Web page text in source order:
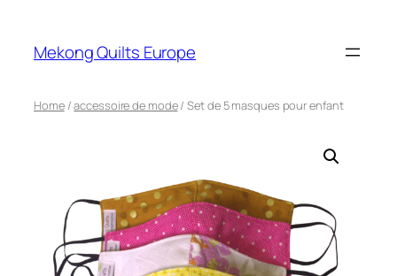
Mekong Quilts Europe
Home/accessoire de mode/ Set de 5 masques pour enfant